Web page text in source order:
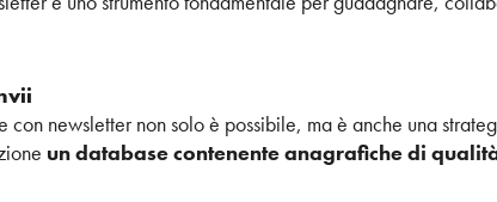
newsletter non solo è possibile, ma è anche una
un database contenente anagrafiche di